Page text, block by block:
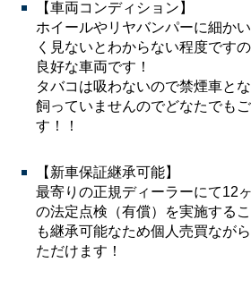
【車両コンディション】
ホイールやリヤバンパーに細か
く見ないとわからない程度です
良好な車両です！
タバコは吸わないので禁煙車と
飼っていませんのでどなたでも
す！！
【新車保証継承可能】
最寄りの正規ディーラーにて12
の法定点検（有償）を実施する
も継承可能なため個人売買なが
ただけます！